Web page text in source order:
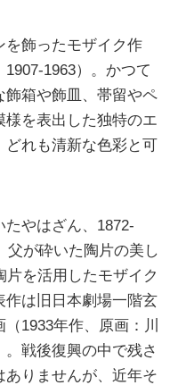
を飾ったモザイク作
1963）。かつて
箱や飾皿、帯留やペ
様を表出した独特のエ
どれも清新な色彩と可
やはざん、1872-
父が砕いた陶片の美し
片を活用したモザイク
は旧日本劇場一階玄
1933年作、原画：川
戦後復興の中で残さ
りませんが、近年そ